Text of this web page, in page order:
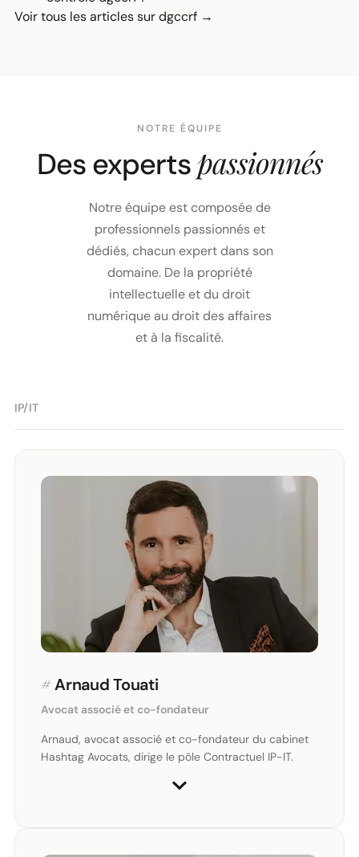
Voir tous les articles sur dgccrf →
NOTRE ÉQUIPE
Des expertspassionnés
Notre équipe est composée de
professionnels passionnés et
dédiés, chacun expert dans son
domaine. De la propriété
intellectuelle et du droit
numérique au droit des affaires
et à la fiscalité.
IP/IT
#Arnaud Touati
Avocat associé et co-fondateur
Arnaud, avocat associé et co-fondateur du cabinet
Hashtag Avocats, dirige le pôle Contractuel IP-IT.